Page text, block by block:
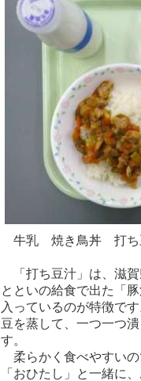
牛乳 焼き鳥丼 打ち
「打ち豆汁」は、滋賀
とといの給食で出た「
入っているのが特徴で
豆を蒸して、一つ一つ
す。
柔らかく食べやすいの
「おひたし」と一緒に